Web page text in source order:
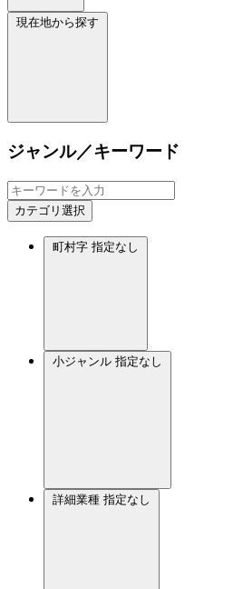
現在地から探す
ジャンル／キーワード
カテゴリ選択
町村字 指定なし
小ジャンル 指定なし
詳細業種 指定なし